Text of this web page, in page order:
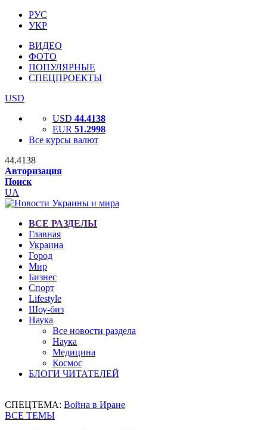
РУС
УКР
ВИДЕО
ФОТО
ПОПУЛЯРНЫЕ
СПЕЦПРОЕКТЫ
USD
USD 44.4138
EUR 51.2998
Все курсы валют
44.4138
Авторизация
Поиск
UA
ВСЕ РАЗДЕЛЫ
Главная
Украина
Город
Мир
Бизнес
Спорт
Lifestyle
Шоу-биз
Наука
Все новости раздела
Наука
Медицина
Космос
БЛОГИ ЧИТАТЕЛЕЙ
СПЕЦТЕМА: Война в Иране
ВСЕ ТЕМЫ